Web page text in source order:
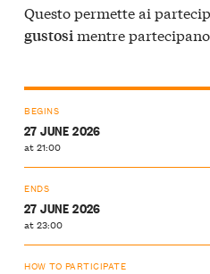
Questo permette ai
gustosimentre
BEGINS
27 JUNE 2026
at 21:00
ENDS
27 JUNE 2026
at 23:00
HOW TO PARTICIPATE